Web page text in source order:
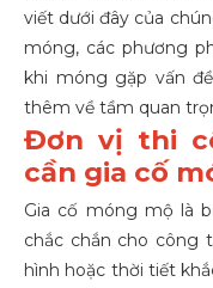
viết dưới đây của
móng, các phương
khi móng gặp vấn
thêm về tầm quan
Đơn vị thi
cần gia cố
Gia cố móng mộ là
chắc chắn cho công
hình hoặc thời tiết